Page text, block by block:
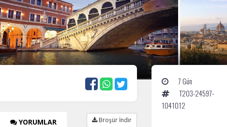
YORUMLAR Broşür İndir
7 Gün
T203-24597-
1041012